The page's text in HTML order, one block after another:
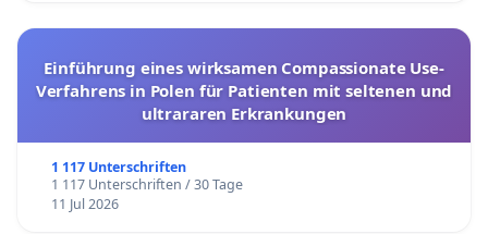
den Ablauf des Spielplans,
b. des pandemie-bedingten Ausfalls von
Begegnungen nicht nur einzelner Mannschaften,
c. von erheblichen Auswirkungen von pandemie-
bedingten Unterbrechungen beim Ablauf des
Spielplans von nicht nur einzelnen Mannschaften
Einführung eines wirksamen Compassionate Use-
Verfahrens in Polen für Patienten mit seltenen und
ultrararen Erkrankungen
1 117 Unterschriften
1 117 Unterschriften / 30 Tage
11 Jul 2026